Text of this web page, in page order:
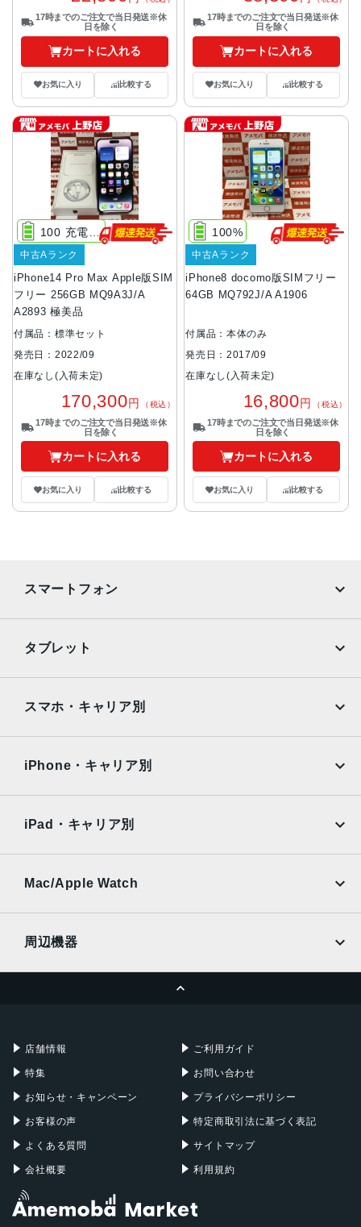
17時までのご注文で当日発送※休
日を除く
カートに入れる
お気に入り 比較する
17時までのご注文で当日発送※休
日を除く
カートに入れる
お気に入り 比較する
iPhone14 Pro Max Apple版SIM
フリー 256GB MQ9A3J/A
A2893 極美品
100 充電21回
中古Aランク
付属品：標準セット
発売日：2022/09
在庫なし(入荷未定)
170,300円 （税込）
17時までのご注文で当日発送※休
日を除く
カートに入れる
お気に入り 比較する
iPhone8 docomo版SIMフリー
64GB MQ792J/A A1906
100%
中古Aランク
付属品：本体のみ
発売日：2017/09
在庫なし(入荷未定)
16,800円 （税込）
17時までのご注文で当日発送※休
日を除く
カートに入れる
お気に入り 比較する
スマートフォン
AQUOS
OPPO Android
タブレット
Surface
Xiaomi Tablet
スマホ・キャリア別
Ymobile
UQmobile
iPhone・キャリア別
Ymobile
UQmobile
iPad・キャリア別
Mac/Apple Watch
周辺機器
店舗情報
特集
お知らせ・キャンペーン
お客様の声
よくある質問
会社概要
ご利用ガイド
お問い合わせ
プライバシーポリシー
特定商取引法に基づく表記
サイトマップ
利用規約